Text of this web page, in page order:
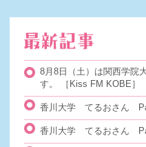
8月8日（土）は関西学院
す。
［Kiss FM KOBE］
香川大学 てるおさん
香川大学 てるおさん